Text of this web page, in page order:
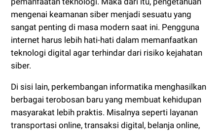
mengenai keamanan siber menjadi sesuatu yang
sangat penting di masa modern saat ini. Pengguna
internet harus lebih hati-hati dalam memanfaatkan
teknologi digital agar terhindar dari risiko kejahatan
siber.
Di sisi lain, perkembangan informatika menghasilkan
berbagai terobosan baru yang membuat kehidupan
masyarakat lebih praktis. Misalnya seperti layanan
transportasi online, transaksi digital, belanja online,